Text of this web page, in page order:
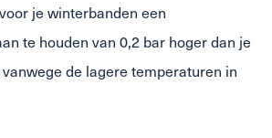
je winterbanden een
te houden van 0,2 bar hoger dan je
de lagere temperaturen in